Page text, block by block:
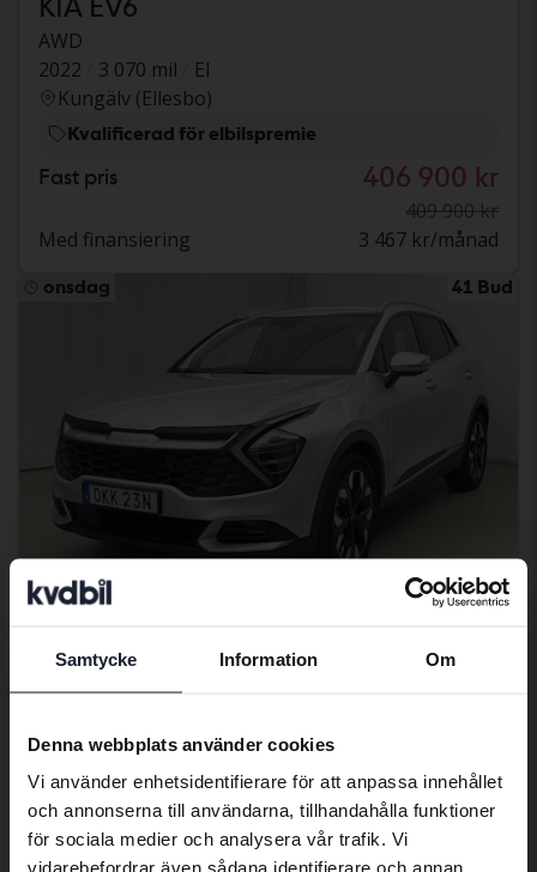
Samtycke Information Om
Denna webbplats använder cookies
Vi använder enhetsidentifierare för att anpassa innehållet
och annonserna till användarna, tillhandahålla funktioner
för sociala medier och analysera vår trafik. Vi
vidarebefordrar även sådana identifierare och annan
AWD
2022
3 070 mil
El
Kungälv (Ellesbo)
Kvalificerad för elbilspremie
Fast pris 406 900 kr
409 900 kr
Med finansiering
3 467 kr/månad
onsdag 41 Bud
KIA Sportage
2025
4 794 mil
El/Bensin
Åkersberga (Runö)
Ledande bud 315 500 kr
Med finansiering 2 688 kr/månad
Preferred language
We have detected that your browser
Swedish. To better service our friends
abroad we have an English language
site (kvdcars.com) that contains all the